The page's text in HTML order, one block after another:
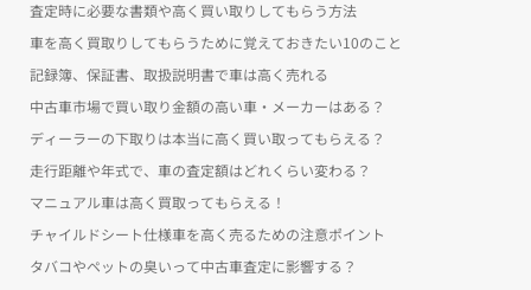
査定時に必要な書類や高く買い取りしてもらう方法
車を高く買取りしてもらうために覚えておきたい10のこと
記録簿、保証書、取扱説明書で車は高く売れる
中古車市場で買い取り金額の高い車・メーカーはある？
ディーラーの下取りは本当に高く買い取ってもらえる？
走行距離や年式で、車の査定額はどれくらい変わる？
マニュアル車は高く買取ってもらえる！
チャイルドシート仕様車を高く売るための注意ポイント
タバコやペットの臭いって中古車査定に影響する？